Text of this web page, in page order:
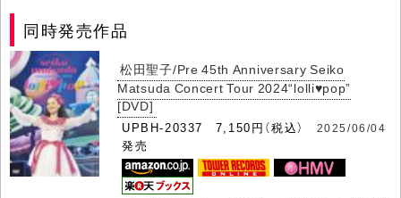
同時発売作品
松田聖子/Pre 45th Anniversary Seiko
Matsuda Concert Tour 2024“lolli♥pop”
[DVD]
UPBH-20337 7,150円（税込） 2025/06/04
発売